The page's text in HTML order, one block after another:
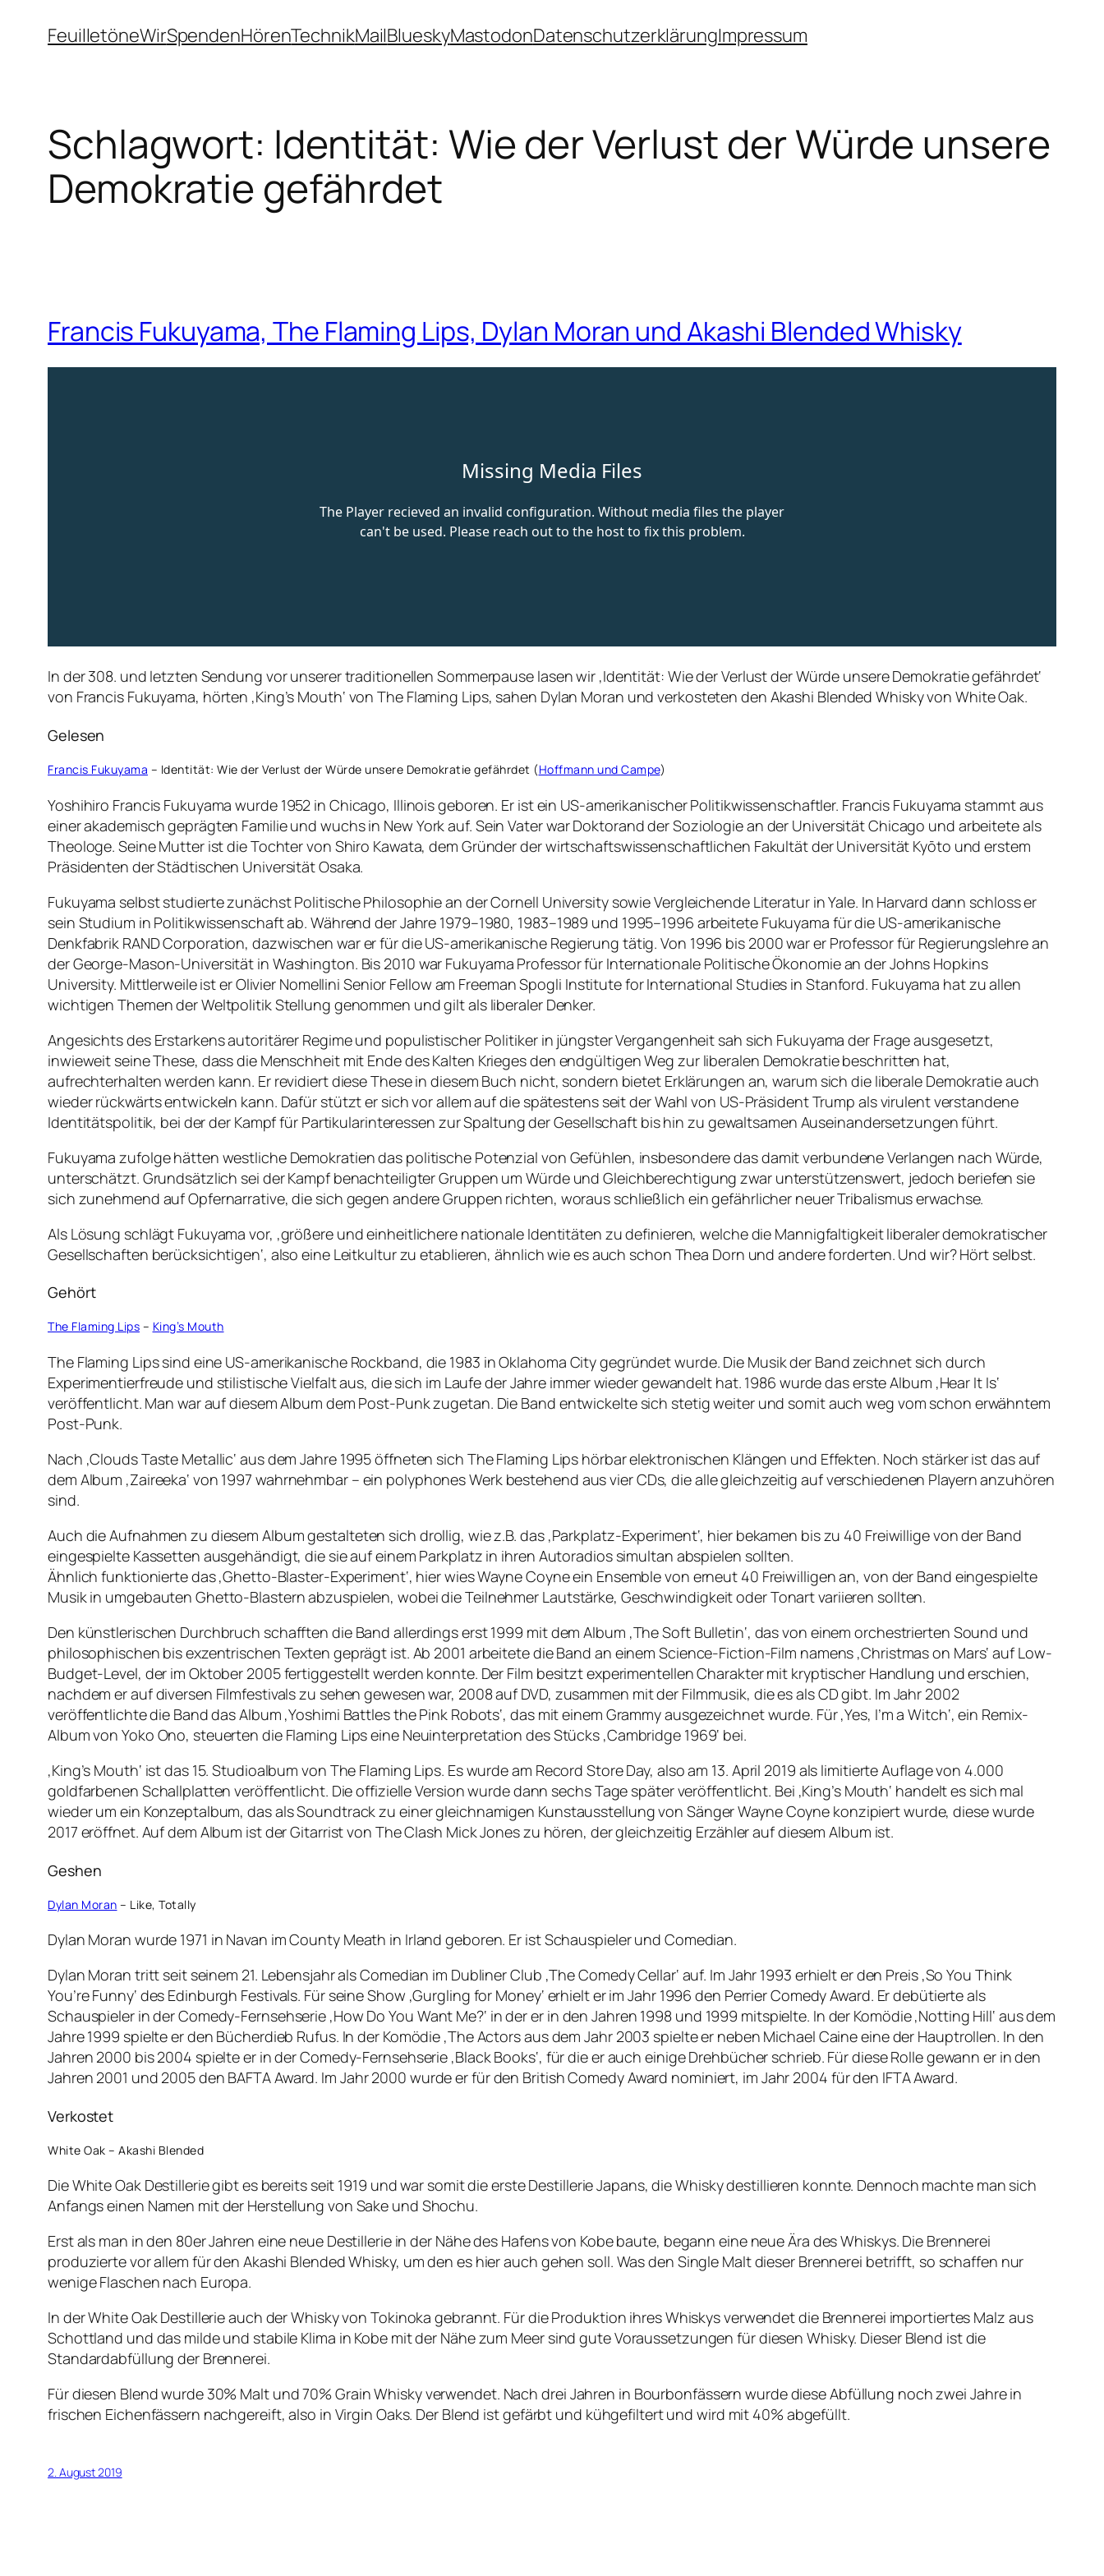
InhaltFeuilletöneWirSpendenHörenTechnikMailBlueskyMastodonDatenschutzerklärungImpressum
Schlagwort: Identität: Wie der Verlust der Würde unsere
Demokratie gefährdet
Francis Fukuyama, The Flaming Lips, Dylan Moran und Akashi Blended Whisky
In der 308. und letzten Sendung vor unserer traditionellen Sommerpause lasen wir ‚Identität: Wie der Verlust der Würde unsere Demokratie gefährdet‘
von Francis Fukuyama, hörten ‚King’s Mouth‘ von The Flaming Lips, sahen Dylan Moran und verkosteten den Akashi Blended Whisky von White Oak.
Gelesen
Francis Fukuyama – Identität: Wie der Verlust der Würde unsere Demokratie gefährdet (Hoffmann und Campe)
Yoshihiro Francis Fukuyama wurde 1952 in Chicago, Illinois geboren. Er ist ein US-amerikanischer Politikwissenschaftler. Francis Fukuyama stammt aus
einer akademisch geprägten Familie und wuchs in New York auf. Sein Vater war Doktorand der Soziologie an der Universität Chicago und arbeitete als
Theologe. Seine Mutter ist die Tochter von Shiro Kawata, dem Gründer der wirtschaftswissenschaftlichen Fakultät der Universität Kyōto und erstem
Präsidenten der Städtischen Universität Osaka.
Fukuyama selbst studierte zunächst Politische Philosophie an der Cornell University sowie Vergleichende Literatur in Yale. In Harvard dann schloss er
sein Studium in Politikwissenschaft ab. Während der Jahre 1979–1980, 1983–1989 und 1995–1996 arbeitete Fukuyama für die US-amerikanische
Denkfabrik RAND Corporation, dazwischen war er für die US-amerikanische Regierung tätig. Von 1996 bis 2000 war er Professor für Regierungslehre an
der George-Mason-Universität in Washington. Bis 2010 war Fukuyama Professor für Internationale Politische Ökonomie an der Johns Hopkins
University. Mittlerweile ist er Olivier Nomellini Senior Fellow am Freeman Spogli Institute for International Studies in Stanford. Fukuyama hat zu allen
wichtigen Themen der Weltpolitik Stellung genommen und gilt als liberaler Denker.
Angesichts des Erstarkens autoritärer Regime und populistischer Politiker in jüngster Vergangenheit sah sich Fukuyama der Frage ausgesetzt,
inwieweit seine These, dass die Menschheit mit Ende des Kalten Krieges den endgültigen Weg zur liberalen Demokratie beschritten hat,
aufrechterhalten werden kann. Er revidiert diese These in diesem Buch nicht, sondern bietet Erklärungen an, warum sich die liberale Demokratie auch
wieder rückwärts entwickeln kann. Dafür stützt er sich vor allem auf die spätestens seit der Wahl von US-Präsident Trump als virulent verstandene
Identitätspolitik, bei der der Kampf für Partikularinteressen zur Spaltung der Gesellschaft bis hin zu gewaltsamen Auseinandersetzungen führt.
Fukuyama zufolge hätten westliche Demokratien das politische Potenzial von Gefühlen, insbesondere das damit verbundene Verlangen nach Würde,
unterschätzt. Grundsätzlich sei der Kampf benachteiligter Gruppen um Würde und Gleichberechtigung zwar unterstützenswert, jedoch beriefen sie
sich zunehmend auf Opfernarrative, die sich gegen andere Gruppen richten, woraus schließlich ein gefährlicher neuer Tribalismus erwachse.
Als Lösung schlägt Fukuyama vor, ‚größere und einheitlichere nationale Identitäten zu definieren, welche die Mannigfaltigkeit liberaler demokratischer
Gesellschaften berücksichtigen‘, also eine Leitkultur zu etablieren, ähnlich wie es auch schon Thea Dorn und andere forderten. Und wir? Hört selbst.
Gehört
The Flaming Lips – King’s Mouth
The Flaming Lips sind eine US-amerikanische Rockband, die 1983 in Oklahoma City gegründet wurde. Die Musik der Band zeichnet sich durch
Experimentierfreude und stilistische Vielfalt aus, die sich im Laufe der Jahre immer wieder gewandelt hat. 1986 wurde das erste Album ‚Hear It Is‘
veröffentlicht. Man war auf diesem Album dem Post-Punk zugetan. Die Band entwickelte sich stetig weiter und somit auch weg vom schon erwähntem
Post-Punk.
Nach ‚Clouds Taste Metallic‘ aus dem Jahre 1995 öffneten sich The Flaming Lips hörbar elektronischen Klängen und Effekten. Noch stärker ist das auf
dem Album ‚Zaireeka‘ von 1997 wahrnehmbar – ein polyphones Werk bestehend aus vier CDs, die alle gleichzeitig auf verschiedenen Playern anzuhören
sind.
Auch die Aufnahmen zu diesem Album gestalteten sich drollig, wie z.B. das ‚Parkplatz-Experiment‘, hier bekamen bis zu 40 Freiwillige von der Band
eingespielte Kassetten ausgehändigt, die sie auf einem Parkplatz in ihren Autoradios simultan abspielen sollten.
Ähnlich funktionierte das ‚Ghetto-Blaster-Experiment‘, hier wies Wayne Coyne ein Ensemble von erneut 40 Freiwilligen an, von der Band eingespielte
Musik in umgebauten Ghetto-Blastern abzuspielen, wobei die Teilnehmer Lautstärke, Geschwindigkeit oder Tonart variieren sollten.
Den künstlerischen Durchbruch schafften die Band allerdings erst 1999 mit dem Album ‚The Soft Bulletin‘, das von einem orchestrierten Sound und
philosophischen bis exzentrischen Texten geprägt ist. Ab 2001 arbeitete die Band an einem Science-Fiction-Film namens ‚Christmas on Mars‘ auf Low-
Budget-Level, der im Oktober 2005 fertiggestellt werden konnte. Der Film besitzt experimentellen Charakter mit kryptischer Handlung und erschien,
nachdem er auf diversen Filmfestivals zu sehen gewesen war, 2008 auf DVD, zusammen mit der Filmmusik, die es als CD gibt. Im Jahr 2002
veröffentlichte die Band das Album ‚Yoshimi Battles the Pink Robots‘, das mit einem Grammy ausgezeichnet wurde. Für ‚Yes, I’m a Witch‘, ein Remix-
Album von Yoko Ono, steuerten die Flaming Lips eine Neuinterpretation des Stücks ‚Cambridge 1969‘ bei.
‚King’s Mouth‘ ist das 15. Studioalbum von The Flaming Lips. Es wurde am Record Store Day, also am 13. April 2019 als limitierte Auflage von 4.000
goldfarbenen Schallplatten veröffentlicht. Die offizielle Version wurde dann sechs Tage später veröffentlicht. Bei ‚King’s Mouth‘ handelt es sich mal
wieder um ein Konzeptalbum, das als Soundtrack zu einer gleichnamigen Kunstausstellung von Sänger Wayne Coyne konzipiert wurde, diese wurde
2017 eröffnet. Auf dem Album ist der Gitarrist von The Clash Mick Jones zu hören, der gleichzeitig Erzähler auf diesem Album ist.
Geshen
Dylan Moran – Like, Totally
Dylan Moran wurde 1971 in Navan im County Meath in Irland geboren. Er ist Schauspieler und Comedian.
Dylan Moran tritt seit seinem 21. Lebensjahr als Comedian im Dubliner Club ‚The Comedy Cellar‘ auf. Im Jahr 1993 erhielt er den Preis ‚So You Think
You’re Funny‘ des Edinburgh Festivals. Für seine Show ‚Gurgling for Money‘ erhielt er im Jahr 1996 den Perrier Comedy Award. Er debütierte als
Schauspieler in der Comedy-Fernsehserie ‚How Do You Want Me?‘ in der er in den Jahren 1998 und 1999 mitspielte. In der Komödie ‚Notting Hill‘ aus dem
Jahre 1999 spielte er den Bücherdieb Rufus. In der Komödie ‚The Actors aus dem Jahr 2003 spielte er neben Michael Caine eine der Hauptrollen. In den
Jahren 2000 bis 2004 spielte er in der Comedy-Fernsehserie ‚Black Books‘, für die er auch einige Drehbücher schrieb. Für diese Rolle gewann er in den
Jahren 2001 und 2005 den BAFTA Award. Im Jahr 2000 wurde er für den British Comedy Award nominiert, im Jahr 2004 für den IFTA Award.
Verkostet
White Oak – Akashi Blended
Die White Oak Destillerie gibt es bereits seit 1919 und war somit die erste Destillerie Japans, die Whisky destillieren konnte. Dennoch machte man sich
Anfangs einen Namen mit der Herstellung von Sake und Shochu.
Erst als man in den 80er Jahren eine neue Destillerie in der Nähe des Hafens von Kobe baute, begann eine neue Ära des Whiskys. Die Brennerei
produzierte vor allem für den Akashi Blended Whisky, um den es hier auch gehen soll. Was den Single Malt dieser Brennerei betrifft, so schaffen nur
wenige Flaschen nach Europa.
In der White Oak Destillerie auch der Whisky von Tokinoka gebrannt. Für die Produktion ihres Whiskys verwendet die Brennerei importiertes Malz aus
Schottland und das milde und stabile Klima in Kobe mit der Nähe zum Meer sind gute Voraussetzungen für diesen Whisky. Dieser Blend ist die
Standardabfüllung der Brennerei.
Für diesen Blend wurde 30% Malt und 70% Grain Whisky verwendet. Nach drei Jahren in Bourbonfässern wurde diese Abfüllung noch zwei Jahre in
frischen Eichenfässern nachgereift, also in Virgin Oaks. Der Blend ist gefärbt und kühgefiltert und wird mit 40% abgefüllt.
2. August 2019